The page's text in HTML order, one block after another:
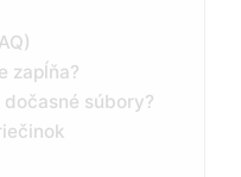
zapĺňa?
súbory?